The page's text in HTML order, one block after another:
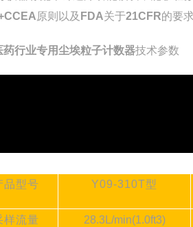
原则以及 FDA关于21CFR的要求
药行业专用尘埃粒子计数器技术参数
品型号 Y09-310T型
样流量 28.3L/min(1.0ft3)